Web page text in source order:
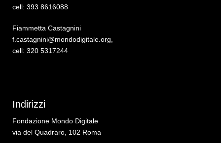
cell: 393 8616088
Fiammetta Castagnini
f.castagnini@mondodigitale.org,
cell: 320 5317244
Indirizzi
Fondazione Mondo Digitale
via del Quadraro, 102 Roma